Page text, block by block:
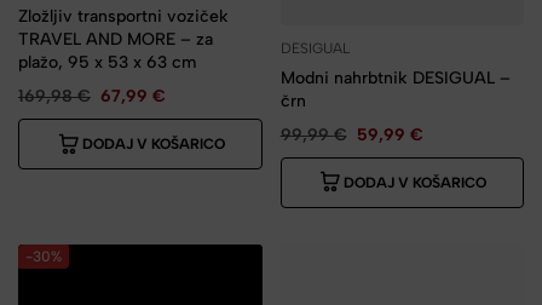
Zložljiv transportni voziček
TRAVEL AND MORE – za
plažo, 95 x 53 x 63 cm
169,98€ 67,99 €
DODAJ V KOŠARICO
DESIGUAL
Modni nahrbtnik DESIGUAL –
črn
99,99€ 59,99 €
DODAJ V KOŠARICO
-30%